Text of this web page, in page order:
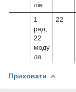
лів
1
ряд,
22
моду
ля
22
Приховати